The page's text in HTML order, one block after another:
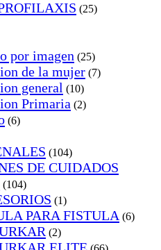
(25)
por imagen (25)
de la mujer (7)
general (10)
Primaria (2)
(6)
(104)
DE CUIDADOS
(104)
(1)
PARA FISTULA (6)
(2)